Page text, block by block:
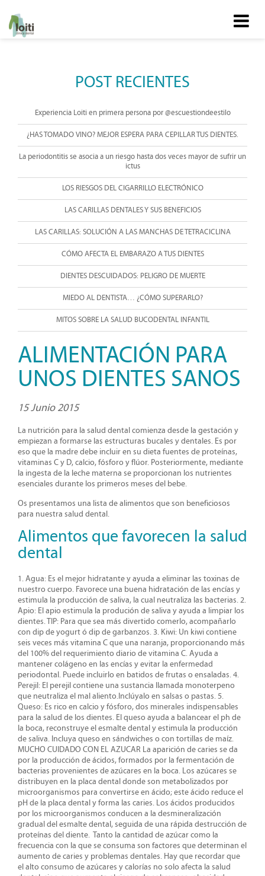
POST RECIENTES
Experiencia Loiti en primera persona por @escuestiondeestilo
¿HAS TOMADO VINO? MEJOR ESPERA PARA CEPILLAR TUS DIENTES.
La periodontitis se asocia a un riesgo hasta dos veces mayor de sufrir un
ictus
LOS RIESGOS DEL CIGARRILLO ELECTRÓNICO
LAS CARILLAS DENTALES Y SUS BENEFICIOS
LAS CARILLAS: SOLUCIÓN A LAS MANCHAS DE TETRACICLINA
CÓMO AFECTA EL EMBARAZO A TUS DIENTES
DIENTES DESCUIDADOS: PELIGRO DE MUERTE
MIEDO AL DENTISTA… ¿CÓMO SUPERARLO?
MITOS SOBRE LA SALUD BUCODENTAL INFANTIL
ALIMENTACIÓN PARA
UNOS DIENTES SANOS
15 Junio 2015
La nutrición para la salud dental comienza desde la gestación y
empiezan a formarse las estructuras bucales y dentales. Es por
eso que la madre debe incluir en su dieta fuentes de proteínas,
vitaminas C y D, calcio, fósforo y flúor. Posteriormente, mediante
la ingesta de la leche materna se proporcionan los nutrientes
esenciales durante los primeros meses del bebe.
Os presentamos una lista de alimentos que son beneficiosos
para nuestra salud dental.
Alimentos que favorecen la salud
dental
1. Agua: Es el mejor hidratante y ayuda a eliminar las toxinas de
nuestro cuerpo. Favorece una buena hidratación de las encías y
estimula la producción de saliva, la cual neutraliza las bacterias.2.
Apio: El apio estimula la produción de saliva y ayuda a limpiar los
dientes. TIP: Para que sea más divertido comerlo, acompañarlo
con dip de yogurt ó dip de garbanzos.3. Kiwi: Un kiwi contiene
seis veces más vitamina C que una naranja, proporcionando más
del 100% del requerimiento diario de vitamina C. Ayuda a
mantener colágeno en las encías y evitar la enfermedad
periodontal. Puede incluirlo en batidos de frutas o ensaladas.4.
Perejil: El perejil contiene una sustancia llamada monoterpeno
que neutraliza el mal aliento.Inclúyalo en salsas o pastas.5.
Queso: Es rico en calcio y fósforo, dos minerales indispensables
para la salud de los dientes. El queso ayuda a balancear el ph de
la boca, reconstruye el esmalte dental y estimula la producción
de saliva. Incluya queso en sándwiches o con tortillas de maíz.
MUCHO CUIDADO CON EL AZUCAR La aparición de caries se da
por la producción de ácidos, formados por la fermentación de
bacterias provenientes de azúcares en la boca. Los azúcares se
distribuyen en la placa dental donde son metabolizados por
microorganismos para convertirse en ácido; este ácido reduce el
pH de la placa dental y forma las caries. Los ácidos producidos
por los microorganismos conducen a la desmineralización
gradual del esmalte dental, seguida de una rápida destrucción de
proteínas del diente. Tanto la cantidad de azúcar como la
frecuencia con la que se consuma son factores que determinan el
aumento de caries y problemas dentales. Hay que recordar que
el alto consumo de azúcares y calorías no solo afecta la salud